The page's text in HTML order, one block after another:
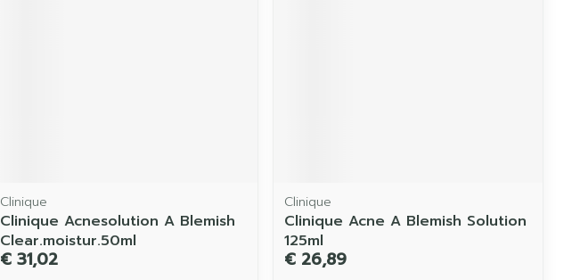
Clinique
Clinique Acnesolution A Blemish
Clear.moistur.50ml
€ 31,02
Clinique
Clinique Acne A Blemish Solution
125ml
€ 26,89